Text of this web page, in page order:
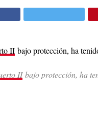
II bajo protección, ha
IIbajo protección, ha